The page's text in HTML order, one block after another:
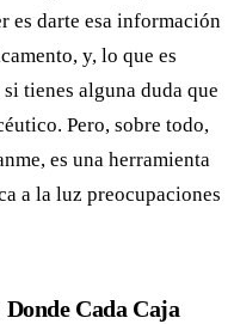
es darte esa información
y, lo que es
tienes alguna duda que
Pero, sobre todo,
es una herramienta
a la luz preocupaciones
Cada Caja